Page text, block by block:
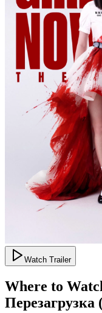
Watch Trailer
Where to
Перезагрузка